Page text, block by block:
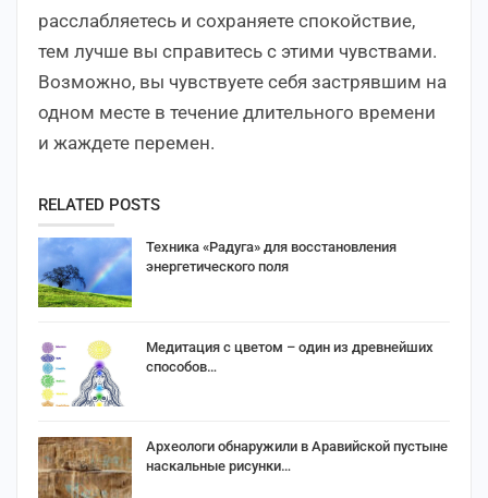
расслабляетесь и сохраняете спокойствие,
тем лучше вы справитесь с этими чувствами.
Возможно, вы чувствуете себя застрявшим на
одном месте в течение длительного времени
и жаждете перемен.
RELATED POSTS
Техника «Радуга» для восстановления
энергетического поля
Медитация с цветом – один из древнейших
способов…
Археологи обнаружили в Аравийской пустыне
наскальные рисунки…